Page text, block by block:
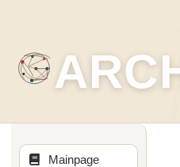
Mainpage